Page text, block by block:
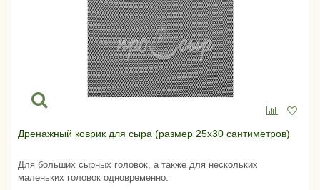
Дренажный коврик для сыра (размер 25х30 сантиметров)
Для больших сырных головок, а также для нескольких
маленьких головок одновременно.